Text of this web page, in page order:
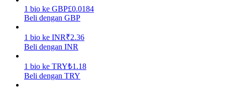
Dapatkan imbalan kompetitif setiap hari
1 bio ke GBP£0.0184
Beli dengan GBP
1 bio ke INR₹2.36
Beli dengan INR
1 bio ke TRY₺1.18
Beli dengan TRY